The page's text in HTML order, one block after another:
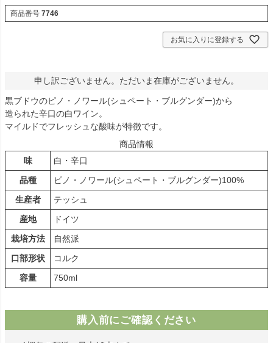
商品番号 7746
お気に入りに登録する
申し訳ございません。ただいま在庫がございません。
黒ブドウのピノ・ノワール(シュペート・ブルグンダー)から
造られた辛口の白ワイン。
マイルドでフレッシュな酸味が特徴です。
商品情報
味
白・辛口
品種
ピノ・ノワール(シュペート・ブルグンダー)100%
生産者
テッシュ
産地
ドイツ
栽培方法
自然派
口部形状
コルク
容量
750ml
購入前にご確認ください